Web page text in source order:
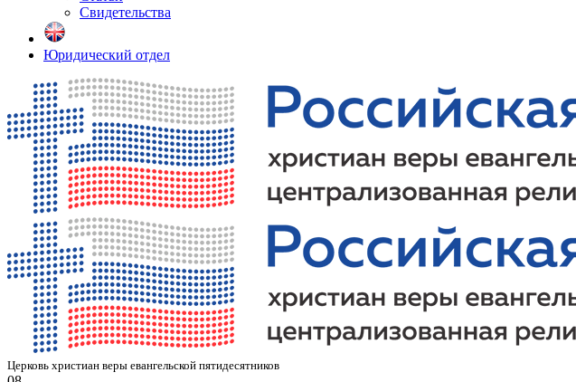
Свидетельства
Юридический отдел
Церковь христиан веры евангельской пятидесятников